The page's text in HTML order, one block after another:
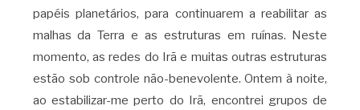
papéis planetários, para continuarem a reabilitar as
malhas da Terra e as estruturas em ruínas. Neste
momento, as redes do Irã e muitas outras estruturas
estão sob controle não-benevolente. Ontem à noite,
ao estabilizar-me perto do Irã, encontrei grupos de